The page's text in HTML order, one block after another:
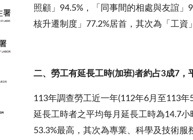
照顧」94.5%，「同事間的相處與友誼
核升遷制度」77.2%居首，其次為「工資
二、勞工有延長工時(加班)者約占3成7 ，
113年調查勞工近一年(112年6月至113
延長工時者之平均每月延長工時為14.7
53.3%最高，其次為專業、科學及技術服